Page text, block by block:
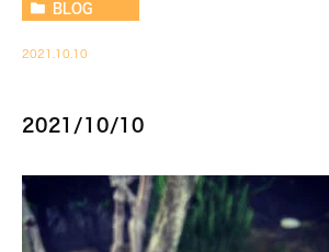
BLOG
2021.10.10
2021/10/10